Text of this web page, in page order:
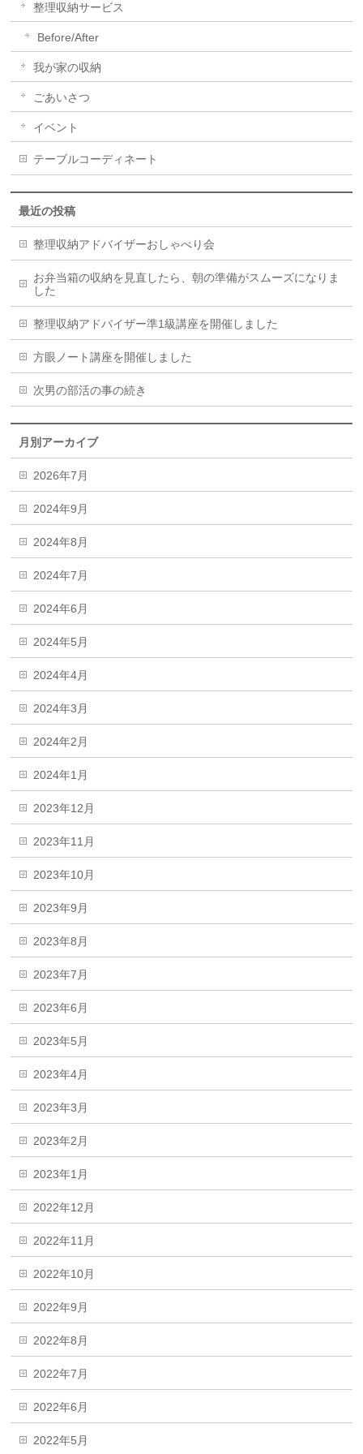
整理収納サービス
Before/After
我が家の収納
ごあいさつ
イベント
テーブルコーディネート
最近の投稿
整理収納アドバイザーおしゃべり会
お弁当箱の収納を見直したら、朝の準備がスムーズになりま
した
整理収納アドバイザー準1級講座を開催しました
方眼ノート講座を開催しました
次男の部活の事の続き
月別アーカイブ
2026年7月
2024年9月
2024年8月
2024年7月
2024年6月
2024年5月
2024年4月
2024年3月
2024年2月
2024年1月
2023年12月
2023年11月
2023年10月
2023年9月
2023年8月
2023年7月
2023年6月
2023年5月
2023年4月
2023年3月
2023年2月
2023年1月
2022年12月
2022年11月
2022年10月
2022年9月
2022年8月
2022年7月
2022年6月
2022年5月